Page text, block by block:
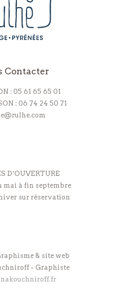
Contacter
: 05 61 65 65 01
: 06 74 24 50 71
D’OUVERTURE
mai à fin septembre
sur réservation
& site web
- Graphiste